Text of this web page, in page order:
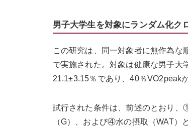
男子大学生を対象にランダム化ク
この研究は、同一対象者に無作為な
で実施された。対象は健康な男子
21.1±3.15％であり、40％VO2peak
試行された条件は、前述のとおり
（G）、および④水の摂取（WAT）